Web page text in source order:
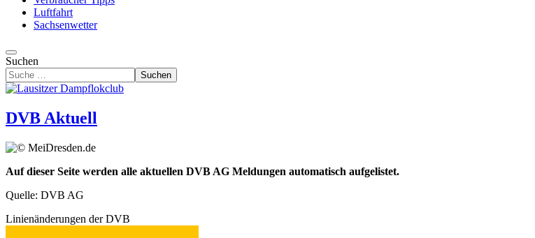
Luftfahrt
Sachsenwetter
Suchen
Suchen
DVB Aktuell
Auf dieser Seite werden alle aktuellen DVB AG Meldungen automatisch aufgelistet.
Quelle: DVB AG
Linienänderungen der DVB